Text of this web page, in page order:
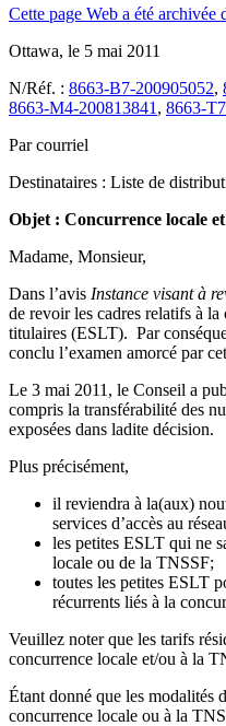
Cette page Web a été archivée
Ottawa, le 5 mai 2011
N/Réf. : 8663-B7-200905052,
8663-M4-200813841 , 8663-
Par courriel
Destinataires : Liste de
Objet : Concurrence locale
Madame, Monsieur,
Dans l’avis Instance visant à
de revoir les cadres relatifs à
titulaires (ESLT). Par
conclu l’examen amorcé par
Le 3 mai 2011, le Conseil a
compris la transférabilité des
exposées dans ladite décision.
Plus précisément,
il reviendra à la(aux)
services d’accès au
les petites ESLT qui ne
locale ou de la TNSSF;
toutes les petites ESLT
récurrents liés à la
Veuillez noter que les tarifs
concurrence locale et/ou à la
Étant donné que les modalités
concurrence locale ou à la